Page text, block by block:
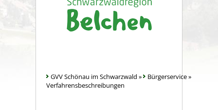
GVV Schönau im Schwarzwald » Bürgerservice»
Verfahrensbeschreibungen